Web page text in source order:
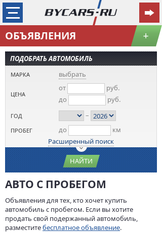
ОБЪЯВЛЕНИЯ +
ПОДОБРАТЬ АВТОМОБИЛЬ
МАРКА выбрать
ЦЕНА
от
руб.
до
руб.
ГОД –
ПРОБЕГ до
км
Расширенный поиск
НАЙТИ
АВТО С ПРОБЕГОМ
Объявления для тех, кто хочет купить
автомобиль с пробегом. Если вы хотите
продать свой подержанный автомобиль,
разместитебесплатное объявление.